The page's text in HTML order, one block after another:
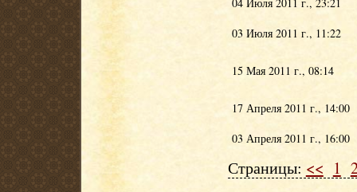
03 Июля 2011 г., 11:22
15 Мая 2011 г., 08:14
17 Апреля 2011 г., 14:00
03 Апреля 2011 г., 16:00
Страницы: << 1